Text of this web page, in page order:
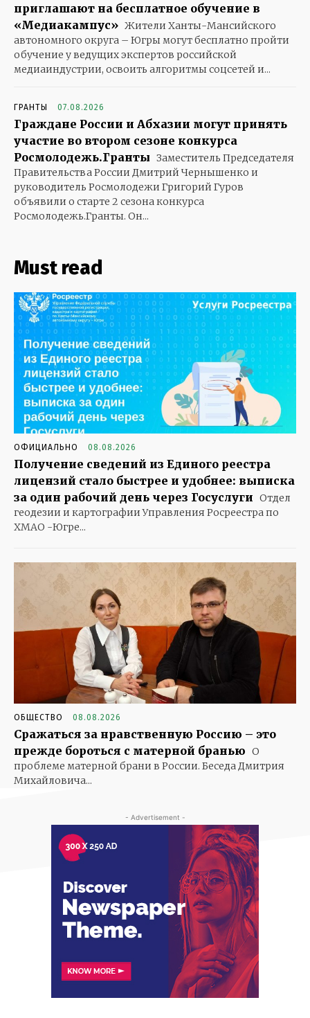
приглашают на бесплатное обучение в
«Медиакампус» Жители Ханты-Мансийского
автономного округа – Югры могут бесплатно пройти
обучение у ведущих экспертов российской
медиаиндустрии, освоить алгоритмы соцсетей и...
ГРАНТЫ 07.08.2026
Граждане России и Абхазии могут принять
участие во втором сезоне конкурса
Росмолодежь.Гранты Заместитель Председателя
Правительства России Дмитрий Чернышенко и
руководитель Росмолодежи Григорий Гуров
объявили о старте 2 сезона конкурса
Росмолодежь.Гранты. Он...
Must read
ОФИЦИАЛЬНО 08.08.2026
Получение сведений из Единого реестра
лицензий стало быстрее и удобнее: выписка
за один рабочий день через Госуслуги Отдел
геодезии и картографии Управления Росреестра по
ХМАО -Югре...
ОБЩЕСТВО 08.08.2026
Сражаться за нравственную Россию – это
прежде бороться с матерной бранью О
проблеме матерной брани в России. Беседа Дмитрия
Михайловича...
- Advertisement -